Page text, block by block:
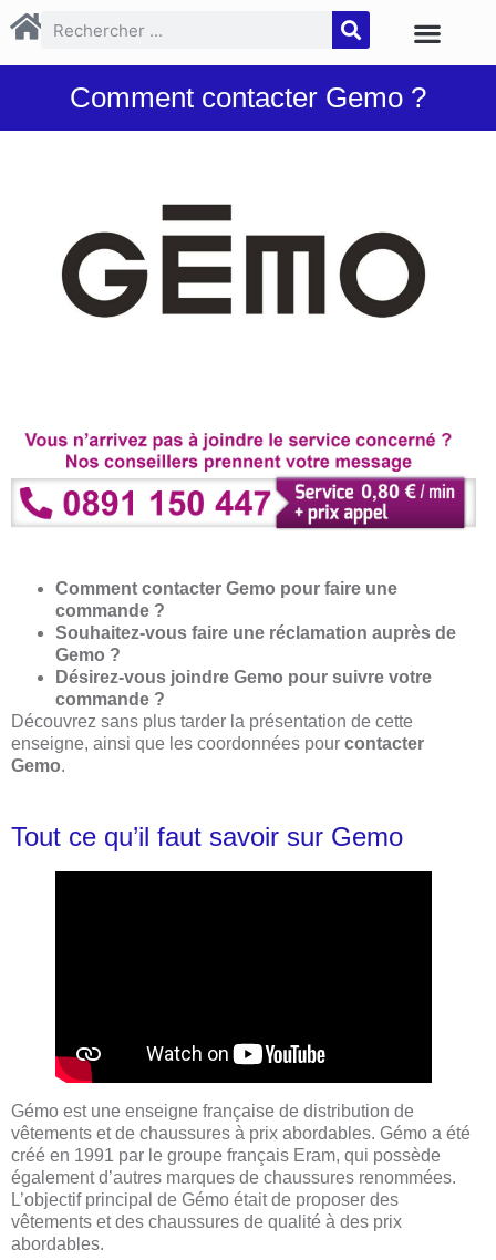
Comment contacter Gemo ?
Comment contacter Gemo pour faire une
commande ?
Souhaitez-vous faire une réclamation auprès de
Gemo ?
Désirez-vous joindre Gemo pour suivre votre
commande ?
Découvrez sans plus tarder la présentation de cette
enseigne, ainsi que les coordonnées pour contacter
Gemo.
Tout ce qu’il faut savoir sur Gemo
Gémo est une enseigne française de distribution de
vêtements et de chaussures à prix abordables. Gémo a été
créé en 1991 par le groupe français Eram, qui possède
également d’autres marques de chaussures renommées.
L’objectif principal de Gémo était de proposer des
vêtements et des chaussures de qualité à des prix
abordables.